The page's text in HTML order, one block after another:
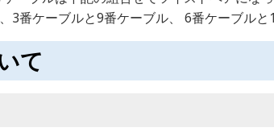
3番ケーブルと9番ケーブル、 6番ケーブルと
て